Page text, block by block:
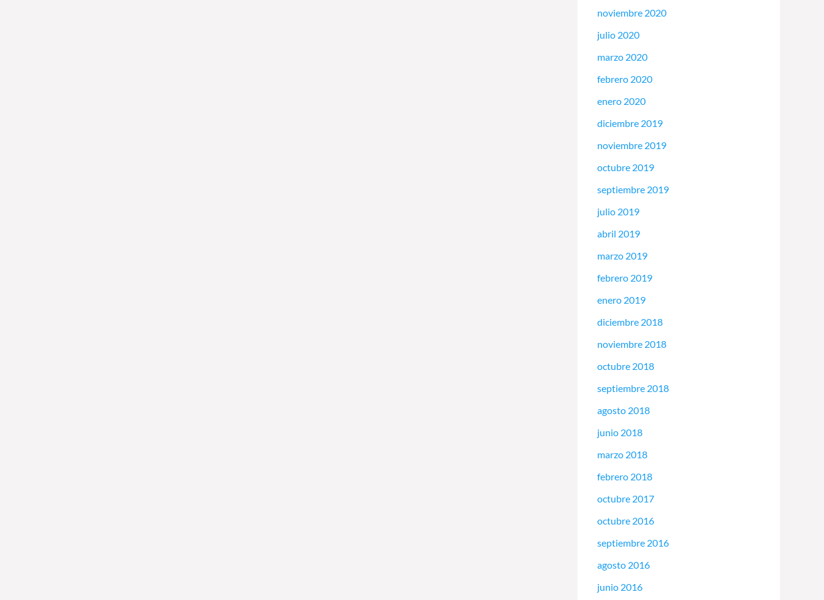
noviembre 2020
julio 2020
marzo 2020
febrero 2020
enero 2020
diciembre 2019
noviembre 2019
octubre 2019
septiembre 2019
julio 2019
abril 2019
marzo 2019
febrero 2019
enero 2019
diciembre 2018
noviembre 2018
octubre 2018
septiembre 2018
agosto 2018
junio 2018
marzo 2018
febrero 2018
octubre 2017
octubre 2016
septiembre 2016
agosto 2016
junio 2016